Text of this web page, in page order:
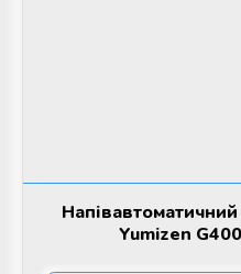
Напівавтоматичний
Yumizen